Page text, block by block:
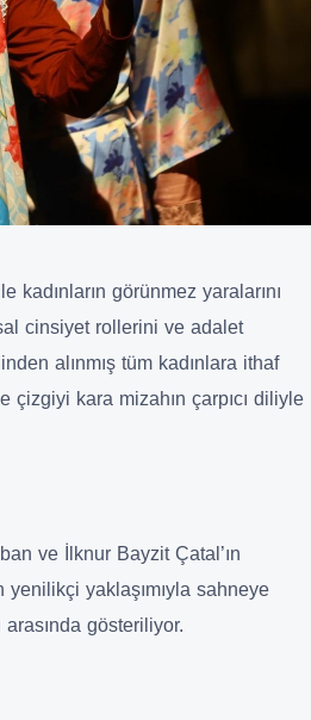
görünmez yaralarını
cinsiyet rollerini ve adalet
alınmış tüm kadınlara ithaf
çizgiyi kara mizahın çarpıcı diliyle
ve İlknur Bayzit Çatal’ın
yenilikçi yaklaşımıyla sahneye
gösteriliyor.